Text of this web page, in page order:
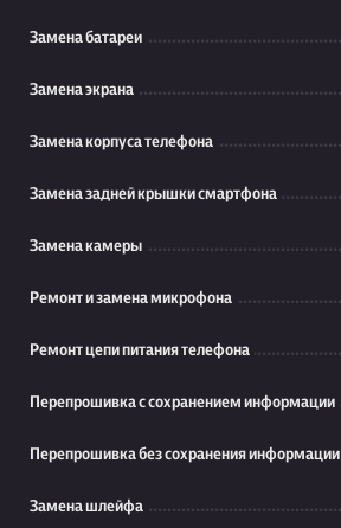
Замена батареи
Замена экрана
Замена корпуса телефона
Замена задней крышки смартфона
Замена камеры
Ремонт и замена микрофона
Ремонт цепи питания телефона
Перепрошивка с сохранением информации
Перепрошивка без сохранения информации
Замена шлейфа